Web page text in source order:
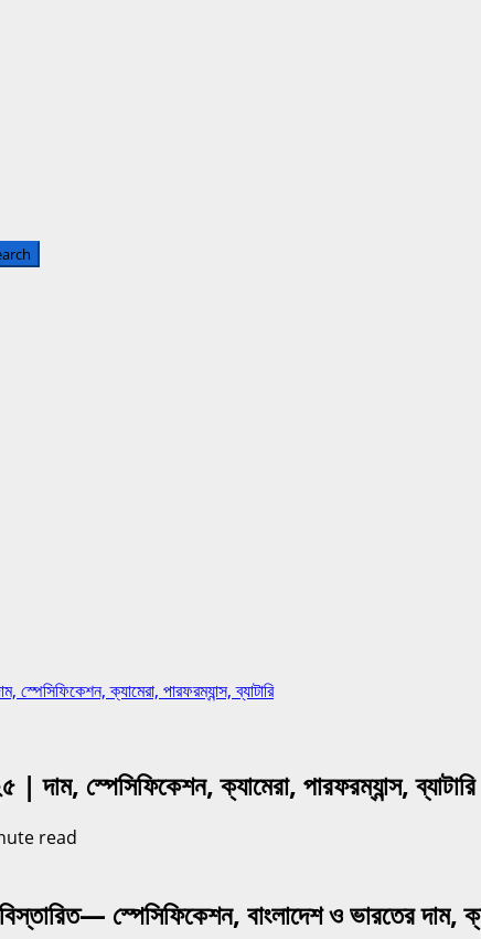
ক্যামেরা, পারফরম্যান্স, ব্যাটারি
স্পেসিফিকেশন, ক্যামেরা, পারফরম্যান্স, ব্যাটারি
read
স্পেসিফিকেশন, বাংলাদেশ ও ভারতের দাম,